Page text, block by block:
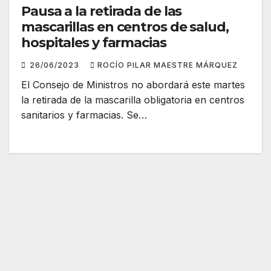
Pausa a la retirada de las
mascarillas en centros de salud,
hospitales y farmacias
26/06/2023 ROCÍO PILAR MAESTRE MÁRQUEZ
El Consejo de Ministros no abordará este martes
la retirada de la mascarilla obligatoria en centros
sanitarios y farmacias. Se…